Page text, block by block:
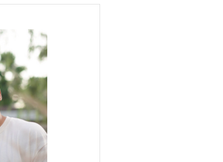
ストに車いすフ